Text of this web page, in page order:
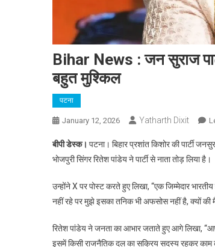
Bihar News : जन सुराज
बहुत मुश्किल
पटना
January 12, 2026 Yatharth Dixit
बीपी डेस्क। पटना। बिहार प्रशांत किशोर की पार्टी
भोजपुरी सिंगर रितेश पांडेय ने पार्टी से नाता तोड़ लिया है।
उन्होंने X पर पोस्ट करते हुए लिखा, “एक जिम्मेदार
नहीं रहे पर मुझे इसका तनिक भी अफसोस नहीं है, क्यों की
रितेश पांडेय ने जनता का आभार जताते हुए आगे लिखा,
इसमें किसी राजनैतिक दल का सक्रिय सदस्य रहकर काम